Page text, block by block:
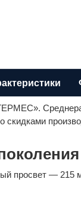
просвет — 215